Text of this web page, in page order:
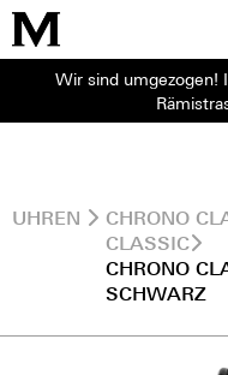
Wir sind umgezogen!
UHREN
CHRONO
CLASSIC
CHRONO
SCHWARZ